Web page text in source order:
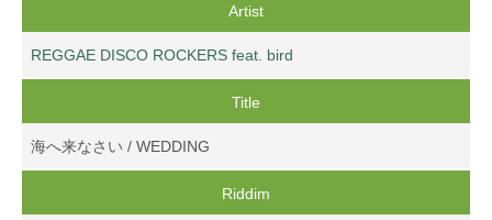
Artist
REGGAE DISCO ROCKERS feat. bird
Title
海へ来なさい / WEDDING
Riddim